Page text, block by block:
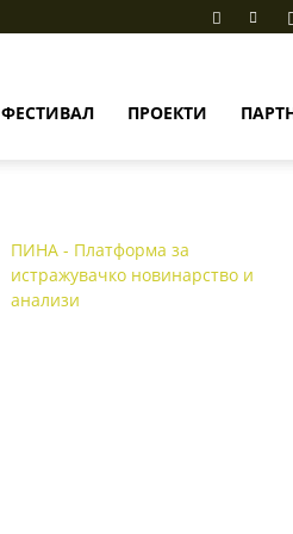
ФЕСТИВАЛ ПРОЕКТИ
ПИНА - Платформа за
истражувачко новинарство и
анализи